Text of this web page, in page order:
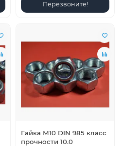
Перезвоните!
Гайка М10 DIN 985 класс
прочности 10.0